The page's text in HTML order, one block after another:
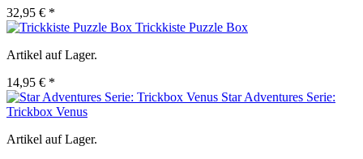
32,95 € *
Trickkiste Puzzle Box
Artikel auf Lager.
14,95 € *
Star Adventures Serie:
Trickbox Venus
Artikel auf Lager.